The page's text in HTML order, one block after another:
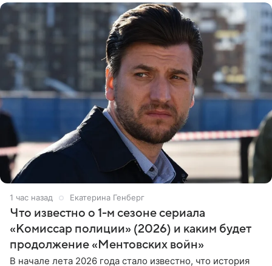
1 час назад Екатерина Генберг
Что известно о 1-м сезоне сериала
«Комиссар полиции» (2026) и каким будет
продолжение «Ментовских войн»
В начале лета 2026 года стало известно, что история